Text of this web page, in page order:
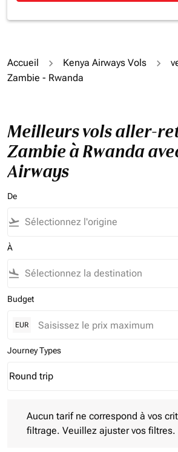
Accueil Kenya Airways Vols
Zambie - Rwanda
Meilleurs vols aller-
Zambie à Rwanda
Airways
De
flight_takeoff
À
flight_land
Budget
EUR
Journey Types
Journey Types option Round trip
Round trip
keyboard_arrow_down
Aucun tarif ne correspond à vos
filtrage. Veuillez ajuster vos filtres.